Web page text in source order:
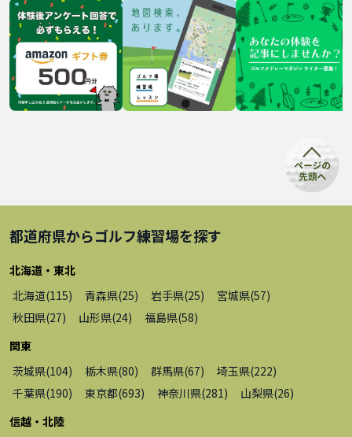
都道府県からゴルフ練習場を探す
北海道・東北
北海道(115) 青森県(25) 岩手県(25) 宮城県(57)
秋田県(27) 山形県(24) 福島県(58)
関東
茨城県(104) 栃木県(80) 群馬県(67) 埼玉県(222)
千葉県(190) 東京都(693) 神奈川県(281) 山梨県(26)
信越・北陸